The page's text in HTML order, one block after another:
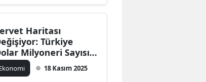
Haritası
Türkiye
Milyoneri Sayısını
Hızla Artıran Ülke
18 Kasım 2025